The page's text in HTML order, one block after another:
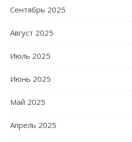
Сентябрь 2025
Август 2025
Июль 2025
Июнь 2025
Май 2025
Апрель 2025